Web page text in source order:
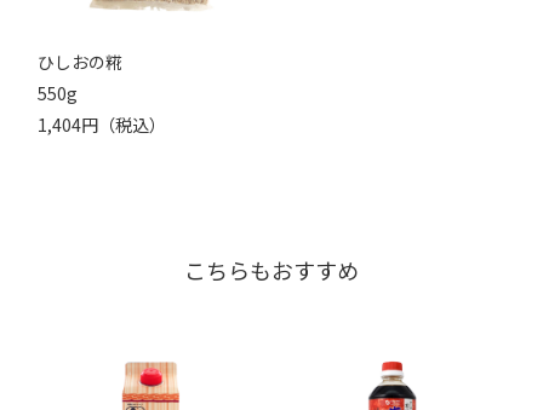
ひしおの糀
550g
1,404円（税込）
こちらもおすすめ